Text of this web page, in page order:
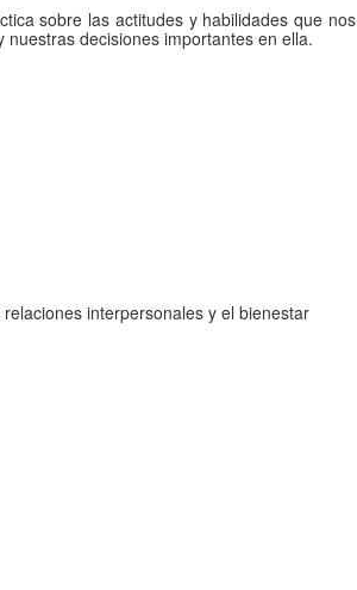
sobre las actitudes y habilidades que nos
decisiones importantes en ella.
interpersonales y el bienestar